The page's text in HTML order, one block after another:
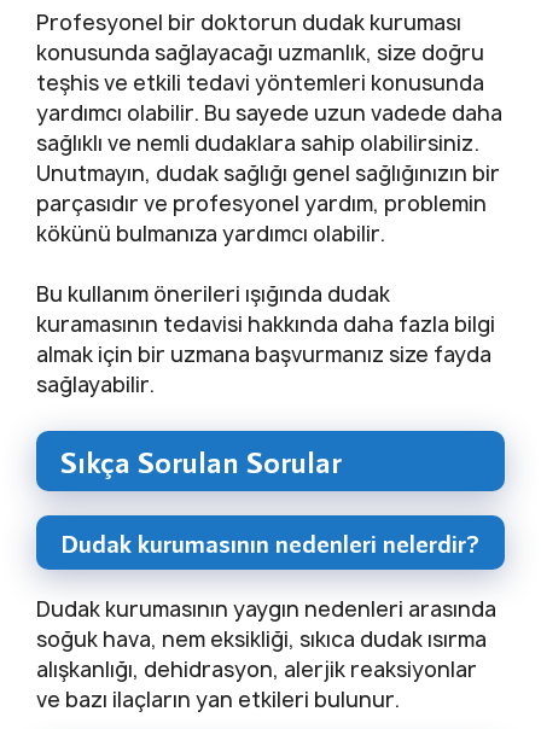
Profesyonel bir doktorun dudak kuruması
konusunda sağlayacağı uzmanlık, size doğru
teşhis ve etkili tedavi yöntemleri konusunda
yardımcı olabilir. Bu sayede uzun vadede daha
sağlıklı ve nemli dudaklara sahip olabilirsiniz.
Unutmayın, dudak sağlığı genel sağlığınızın bir
parçasıdır ve profesyonel yardım, problemin
kökünü bulmanıza yardımcı olabilir.
Bu kullanım önerileri ışığında dudak
kuramasının tedavisi hakkında daha fazla bilgi
almak için bir uzmana başvurmanız size fayda
sağlayabilir.
Sıkça Sorulan Sorular
Dudak kurumasının nedenleri nelerdir?
Dudak kurumasının yaygın nedenleri arasında
soğuk hava, nem eksikliği, sıkıca dudak ısırma
alışkanlığı, dehidrasyon, alerjik reaksiyonlar
ve bazı ilaçların yan etkileri bulunur.